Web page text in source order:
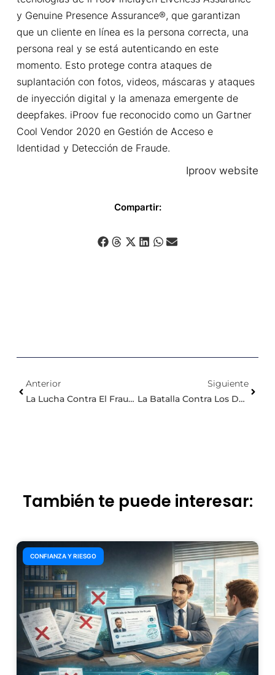
y Genuine Presence Assurance®, que garantizan
que un cliente en línea es la persona correcta, una
persona real y se está autenticando en este
momento. Esto protege contra ataques de
suplantación con fotos, videos, máscaras y ataques
de inyección digital y la amenaza emergente de
deepfakes. iProov fue reconocido como un Gartner
Cool Vendor 2020 en Gestión de Acceso e
Identidad y Detección de Fraude.
Iproov website
Compartir:
Anterior
La Lucha Contra El Fraude Residencial: Desenmascarando Trampas Y Garantizando Tu Seguridad Con Tsubacheck
Siguiente
La Batalla Contra Los Deepfakes
También te puede interesar:
CONFIANZA Y RIESGO